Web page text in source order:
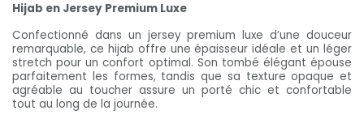
Hijab en Jersey Premium Luxe
Confectionné dans un jersey premium luxe d’une douceur
remarquable, ce hijab offre une épaisseur idéale et un léger
stretch pour un confort optimal. Son tombé élégant épouse
parfaitement les formes, tandis que sa texture opaque et
agréable au toucher assure un porté chic et confortable
tout au long de la journée.